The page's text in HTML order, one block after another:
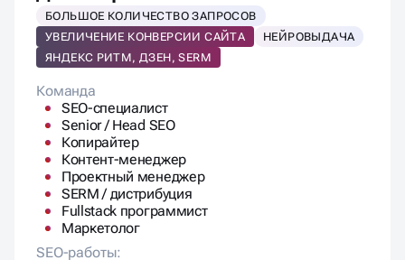
БОЛЬШОЕ КОЛИЧЕСТВО ЗАПРОСОВ
УВЕЛИЧЕНИЕ КОНВЕРСИИ САЙТА
НЕЙРОВЫДАЧА
ЯНДЕКС РИТМ, ДЗЕН, SERM
Команда
SEO-специалист
Senior / Head SEO
Копирайтер
Контент-менеджер
Проектный менеджер
SERM / дистрибуция
Fullstack программист
Маркетолог
SEO-работы: